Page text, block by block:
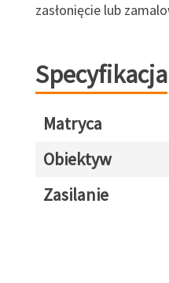
zasłonięcie lub
Specyfikacja
Matryca
Obiektyw
Zasilanie